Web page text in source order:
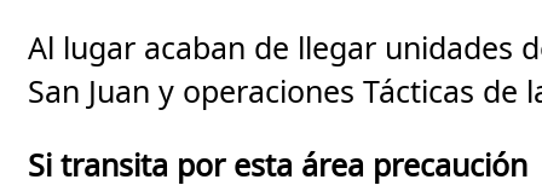
Al lugar acaban de llegar unidades
San Juan y operaciones Tácticas
Si transita por esta área precaución